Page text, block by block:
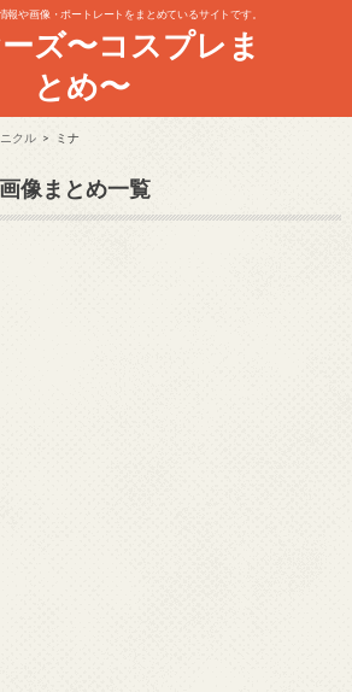
報や画像・ポートレートをまとめているサイトです。
ズ〜コスプレま
とめ〜
クル ミナ
像まとめ一覧